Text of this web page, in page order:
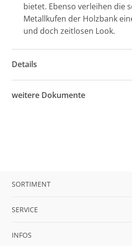
bietet. Ebenso verleihen die
Metallkufen der Holzbank
und doch zeitlosen Look.
Details
weitere Dokumente
SORTIMENT
SERVICE
INFOS